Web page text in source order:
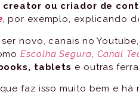
creator ou criador de
, por exemplo, explicando
novo, canais no
Escolha Segura, Canal
tablets e outras
faz isso muito bem e